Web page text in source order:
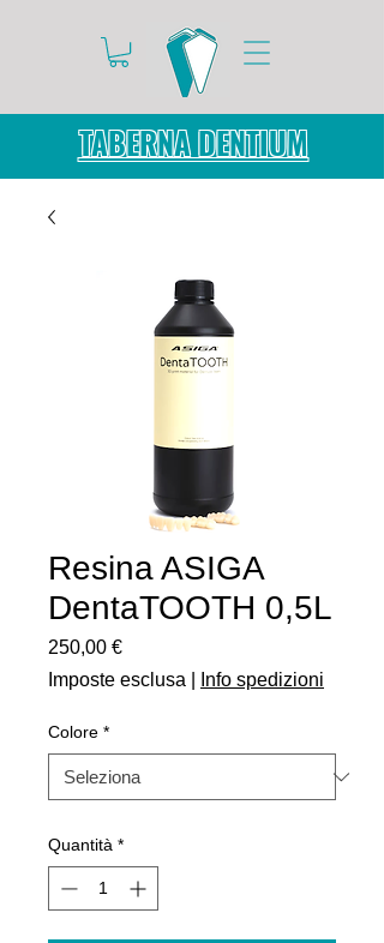
TABERNA DENTIUM
Resina ASIGA
DentaTOOTH 0,5L
250,00 €Prezzo
Imposte esclusa
Info spedizioni
Colore *
Quantità *